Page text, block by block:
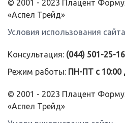
© 2001 - 2023 Плацент
«Аспел Трейд»
Условия использования сайта
Консультация: (044) 501-25-
Режим работы: ПН-ПТ с 10:00
© 2001 - 2023 Плацент
«Аспел Трейд»